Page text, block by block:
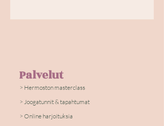
Palvelut
​> Hermoston masterclass​
> Joogatunnit & tapahtumat
> Online harjoituksia